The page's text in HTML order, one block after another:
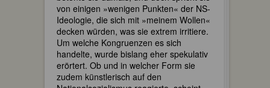
von einigen »wenigen Punkten« der NS-
Ideologie, die sich mit »meinem Wollen«
decken würden, was sie extrem irritiere.
Um welche Kongruenzen es sich
handelte, wurde bislang eher spekulativ
erörtert. Ob und in welcher Form sie
zudem künstlerisch auf den